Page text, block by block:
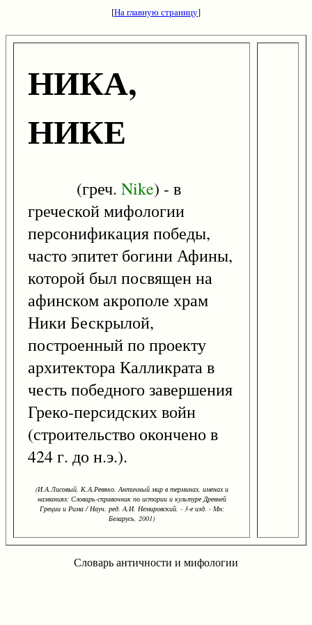
[На главную страницу]
НИКА,
НИКЕ
(греч. Nike) - в
греческой мифологии
персонификация победы,
часто эпитет богини Афины,
которой был посвящен на
афинском акрополе храм
Ники Бескрылой,
построенный по проекту
архитектора Калликрата в
честь победного завершения
Греко-персидских войн
(строительство окончено в
424 г. до н.э.).
(И.А.Лисовый, К.А.Ревяко. Античный мир в терминах, именах и
названиях: Словарь-справочник по истории и культуре Древней
Греции и Рима / Науч. ред. А.И. Немировский. - 3-е изд. - Мн:
Беларусь, 2001)
Словарь античности и мифологии